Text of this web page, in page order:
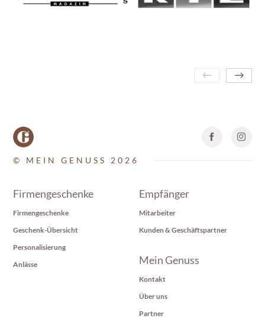
© MEIN GENUSS 2026
Firmengeschenke
Firmengeschenke
Geschenk-Übersicht
Personalisierung
Anlässe
Empfänger
Mitarbeiter
Kunden & Geschäftspartner
Mein Genuss
Kontakt
Über uns
Partner